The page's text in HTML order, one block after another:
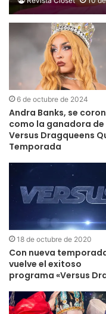
6 de octubre de 2024
Andra Banks, se
como la ganadora de
Versus Dragqueens
Temporada
18 de octubre de 2020
Con nueva
vuelve el exitoso
programa «Versus